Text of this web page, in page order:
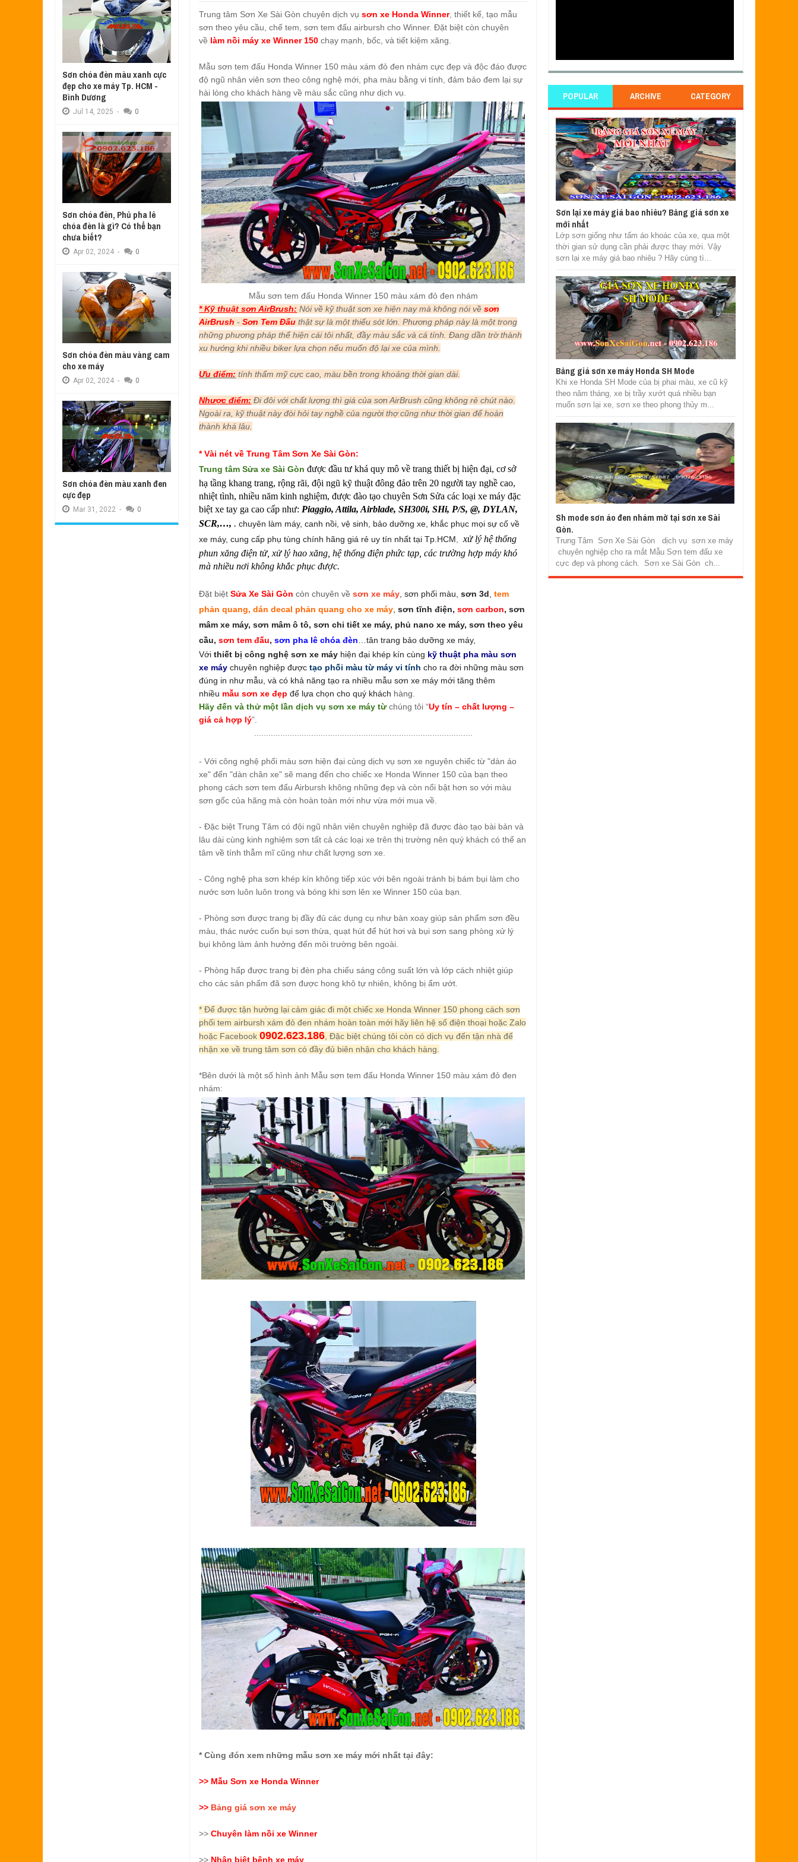
SƠN TEM ĐẤU XE NOUVO LX MÀU TRẮNG ĐEN [NOUVOLX_SG11]
Jul 31,
SƠN XE ATTILA ELIZABETH PHỐI MÀU TRẮNG XANH
Jun
SƠN XE NOUVO LX PHỐI MÀU XANH ĐỎ CAM ĐEN CỰC ĐẸP
May
SƠN ĐỔI MÀU GÓC NHÌN HONDA PS MÀU VÀNG XANH ĐEN
SƠN PHỐI MÀU XE ATTILA ELIZABETH GALLARDO VÀNG ĐEN NHÁM
Mar
Trung tâm Sơn Xe Sài Gòn chuyên dịch vụsơn xe Honda Winner, thiết kế, tạo mẫu
sơn theo yêu cầu, chế tem, sơn tem đấu airbursh cho Winner. Đặt biệt còn chuyên
về làm nồi máy xe Winner 150 chạy mạnh, bốc, và tiết kiệm xăng.
Mẫu sơn tem đấu Honda Winner 150 màu xám đỏ đen nhám cực đẹp và độc đáo được
độ ngũ nhân viên sơn theo công nghệ mới, pha màu bằng vi tính, đảm bảo đem lại sự
hài lòng cho khách hàng về màu sắc cũng như dịch vụ.
Mẫu sơn tem đấu Honda Winner 150 màu xám đỏ đen nhám
* Kỹ thuật sơn AirBrush: Nói về kỹ thuật sơn xe hiện nay mà không nói vềsơn
AirBrush -Sơn Tem Đấu thật sự là một thiếu sót lớn. Phương pháp này là một trong
những phương pháp thể hiện cái tôi nhất, đầy màu sắc và cá tính. Đang dần trờ thành
xu hướng khi nhiều biker lựa chọn nếu muốn độ lại xe của mình.
Ưu điểm: tính thẩm mỹ cực cao, màu bền trong khoảng thời gian dài.
Nhược điểm: Đi đôi với chất lượng thì giá của sơn AirBrush cũng không rẻ chút nào.
Ngoài ra, kỹ thuật này đòi hỏi tay nghề của người thợ cũng như thời gian để hoàn
thành khá lâu.
* Vài nét về Trung Tâm Sơn Xe Sài Gòn:
Trung tâmSửa xe Sài Gòn được đầu tư khá quy mô về trang thiết bị hiện đại, cơ sở
hạ tầng khang trang, rộng rãi, đội ngũ kỹ thuật đông đảo trên 20 người tay nghề cao,
nhiệt tình, nhiều năm kinh nghiệm, được đào tạo chuyên Sơn Sửa các loại xe máy đặc
biệt xe tay ga cao cấp như: Piaggio, Attila, Airblade, SH300i, SHi, P/S, @, DYLAN,
SCR,…,. chuyên làm máy, canh nồi, vệ sinh, bảo dưỡng xe, khắc phục mọi sự cố về
xe máy, cung cấp phụ tùng chính hãng giá rẻ uy tín nhất tại Tp.HCM, xử lý hệ thống
phun xăng điện tử, xử lý hao xăng, hệ thống điện phức tạp, các trường hợp máy khó
mà nhiều nơi không khắc phục được.
Đặt biệtSửa Xe Sài Gòn còn chuyên vềsơn xe máy, sơn phối màu, sơn 3d, tem
phản quang, dán decal phản quang cho xe máy, sơn tĩnh điện,sơn carbon, sơn
mâm xe máy, sơn mâm ô tô, sơn chi tiết xe máy, phủ nano xe máy, sơn theo yêu
cầu,sơn tem đấu,sơn pha lê chóa đèn…tân trang bảo dưỡng xe máy,
Vớithiết bị công nghệ sơn xe máy hiện đại khép kín cùng kỹ thuật pha màu sơn
xe máy chuyên nghiệp đượctạo phối màu từ máy vi tính cho ra đời những màu sơn
đúng in như mẫu, và có khả năng tạo ra nhiều mẫu sơn xe máy mới tăng thêm
nhiều mẫu sơn xe đẹp để lựa chọn cho quý khách hàng.
Hãy đến và thử một lần dịch vụ sơn xe máy từchúng tôi “Uy tín – chất lượng –
giá cả hợp lý”.
............................................................................................
- Với công nghệ phối màu sơn hiện đại cùng dịch vụ sơn xe nguyên chiếc từ "dàn áo
xe" đến "dàn chân xe" sẽ mang đến cho chiếc xe Honda Winner 150 của bạn theo
phong cách sơn tem đấu Airbursh không những đẹp và còn nổi bật hơn so với màu
sơn gốc của hãng mà còn hoàn toàn mới như vừa mới mua về.
- Đặc biệt Trung Tâm có đội ngũ nhân viên chuyên nghiệp đã được đào tạo bài bản và
lâu dài cùng kinh nghiệm sơn tất cả các loại xe trên thị trường nên quý khách có thể an
tâm về tính thẫm mĩ cũng như chất lượng sơn xe.
- Công nghệ pha sơn khép kín không tiếp xúc với bên ngoài tránh bị bám bụi làm cho
nước sơn luôn luôn trong và bóng khi sơn lên xe Winner 150 của bạn.
- Phòng sơn được trang bị đầy đủ các dụng cụ như bàn xoay giúp sản phẩm sơn đều
màu, thác nước cuốn bụi sơn thừa, quạt hút để hút hơi và bụi sơn sang phòng xử lý
bụi không làm ảnh hưởng đến môi trường bên ngoài.
- Phòng hấp được trang bị đèn pha chiếu sáng công suất lớn và lớp cách nhiệt giúp
cho các sản phẩm đã sơn được hong khô tự nhiên, không bị ẩm ướt.
* Để được tận hưởng lại cảm giác đi một chiếc xe Honda Winner 150 phong cách sơn
phối tem airbursh xám đỏ đen nhám hoàn toàn mới hãy liên hệ số điện thoại hoặc Zalo
hoặc Facebook0902.623.186, Đặc biệt chúng tôi còn có dịch vụ đến tận nhà để
nhận xe về trung tâm sơn có đầy đủ biên nhận cho khách hàng.
*Bên dưới là một số hình ảnh Mẫu sơn tem đấu Honda Winner 150 màu xám đỏ đen
nhám:
* Cùng đón xem những mẫu sơn xe máy mới nhất tại đây:
>> MẫuSơn xe Honda Winner
>> Bảng giá sơn xe máy
>>Chuyên làm nồi xe Winner
>> Nhận biệt bệnh xe máy
Sơn chóa đèn màu xanh cực
đẹp cho xe máy Tp. HCM -
Bình Dương
Jul 14, 2025 - 0
Sơn chóa đèn, Phủ pha lê
chóa đèn là gì? Có thể bạn
chưa biết?
Apr 02, 2024 - 0
Sơn chóa đèn màu vàng cam
cho xe máy
Apr 02, 2024 - 0
Sơn chóa đèn màu xanh đen
cực đẹp
Mar 31, 2022 - 0
POPULAR ARCHIVE CATEGORY
Sơn lại xe máy giá bao nhiêu? Bảng giá sơn xe
mới nhất
Lớp sơn giống như tấm áo khoác của xe, qua một
thời gian sử dụng cần phải được thay mới. Vậy
sơn lại xe máy giá bao nhiêu ? Hãy cùng tì...
Bảng giá sơn xe máy Honda SH Mode
Khi xe Honda SH Mode của bị phai màu, xe cũ kỹ
theo năm tháng, xe bị trầy xướt quá nhiều bạn
muốn sơn lại xe, sơn xe theo phong thủy m...
Sh mode sơn áo đen nhám mờ tại sơn xe Sài
Gòn.
Trung Tâm Sơn Xe Sài Gòn dịch vụ sơn xe máy
chuyên nghiệp cho ra mắt Mẫu Sơn tem đấu xe
cực đẹp và phong cách. Sơn xe Sài Gòn ch...